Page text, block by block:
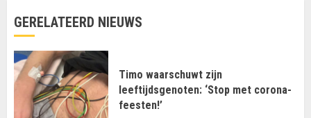
GERELATEERD NIEUWS
Timo waarschuwt zijn
leeftijdsgenoten: ‘Stop met corona-
feesten!’